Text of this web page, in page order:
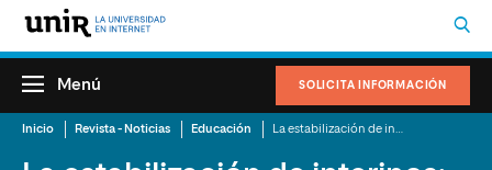
SOLICITA INFORMACIÓN
Menú
Inicio Revista - Noticias Educación